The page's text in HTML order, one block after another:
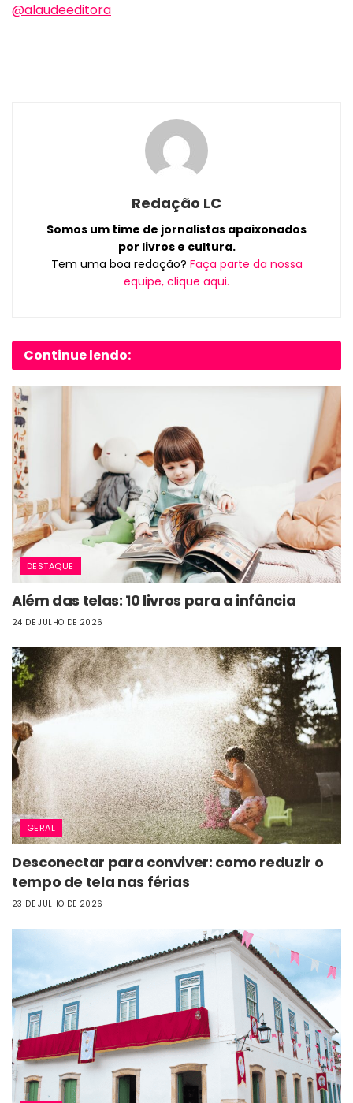
@alaudeeditora
Redação LC
Somos um time de jornalistas apaixonados
por livros e cultura.
Tem uma boa redação? Faça parte da nossa
equipe, clique aqui.
Continue lendo:
DESTAQUE
Além das telas: 10 livros para a infância
24 DE JULHO DE 2026
GERAL
Desconectar para conviver: como reduzir o
tempo de tela nas férias
23 DE JULHO DE 2026